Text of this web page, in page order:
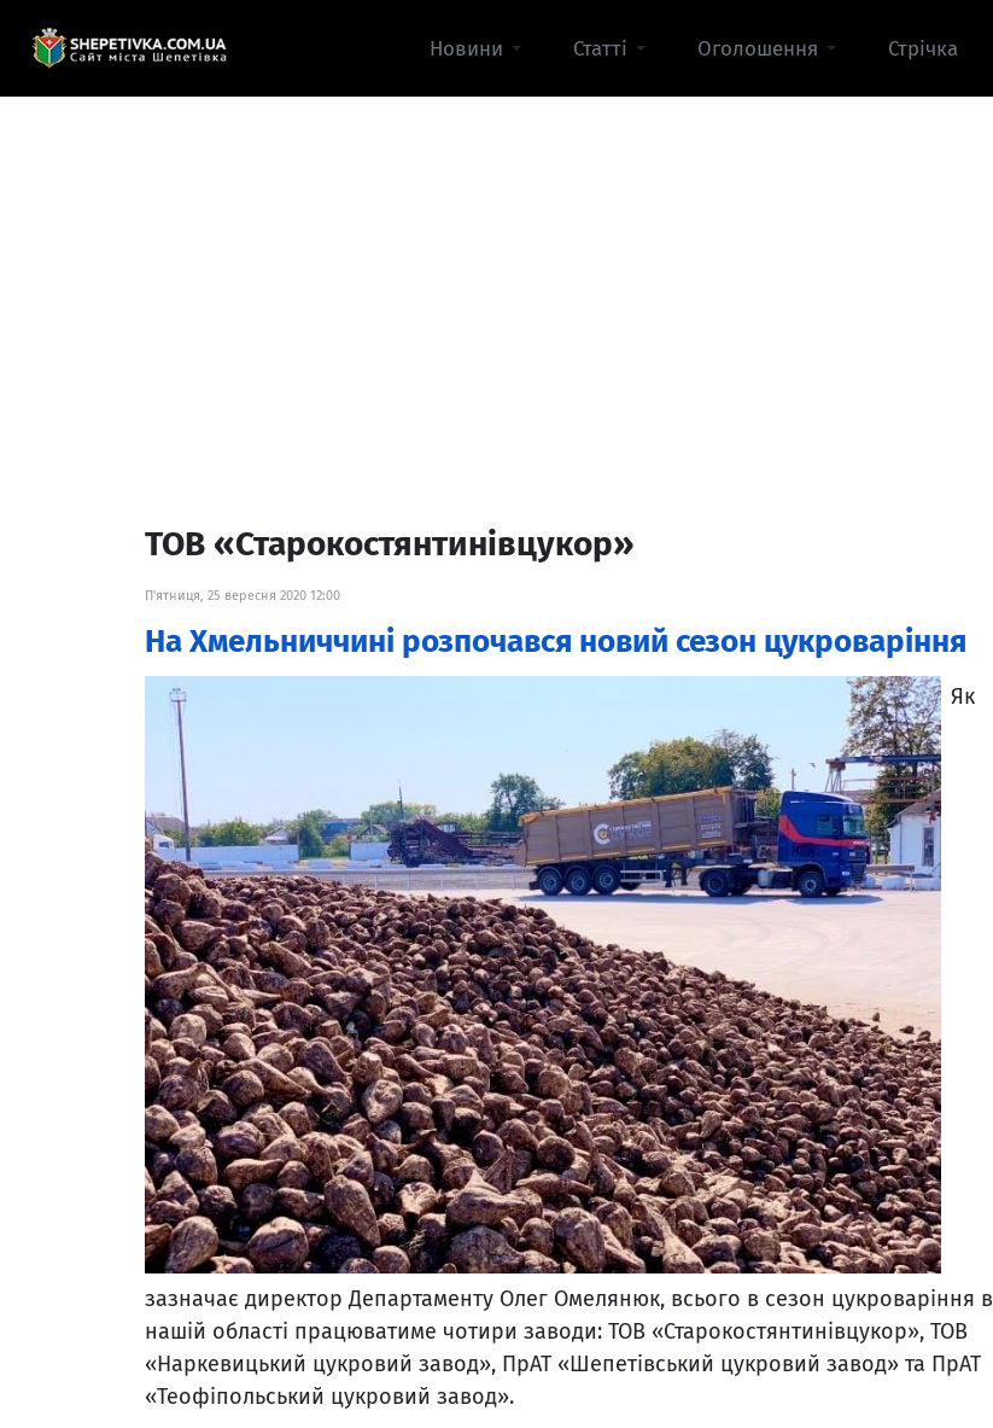
Новини Статті Оголошення Стрічка
ТОВ «Старокостянтинівцукор»
П'ятниця, 25 вересня 2020 12:00
На Хмельниччині розпочався новий сезон цукроваріння
Як
зазначає директор Департаменту Олег Омелянюк, всього в сезон цукроваріння в
нашій області працюватиме чотири заводи: ТОВ «Старокостянтинівцукор», ТОВ
«Наркевицький цукровий завод», ПрАТ «Шепетівський цукровий завод» та ПрАТ
«Теофіпольський цукровий завод».